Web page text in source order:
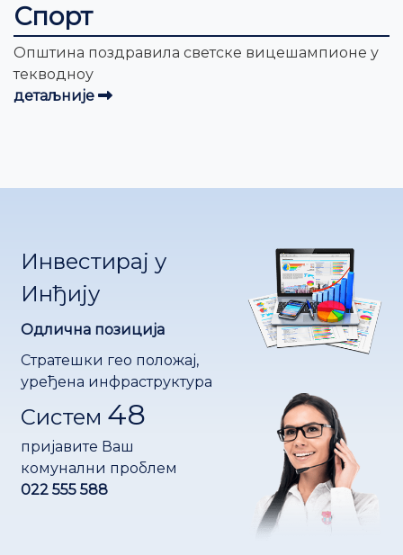
Спорт
Општина поздравила светске вицешампионе у
текводноу
детаљније
Инвестирај у
Инђију
Одлична позиција
Стратешки гео положај,
уређена инфраструктура
Систем 48
пријавите Ваш
комунални проблем
022 555 588